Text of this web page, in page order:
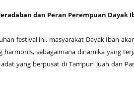
dan Peran Perempuan Dayak
festival ini, masyarakat Dayak Iban
harmonis, sebagaimana dinamika yang
yang berpusat di Tampun Juah dan